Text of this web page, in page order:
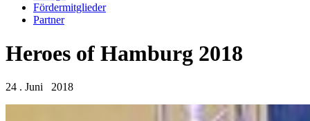
Fördermitglieder
Partner
Heroes of Hamburg 2018
24 . Juni 2018